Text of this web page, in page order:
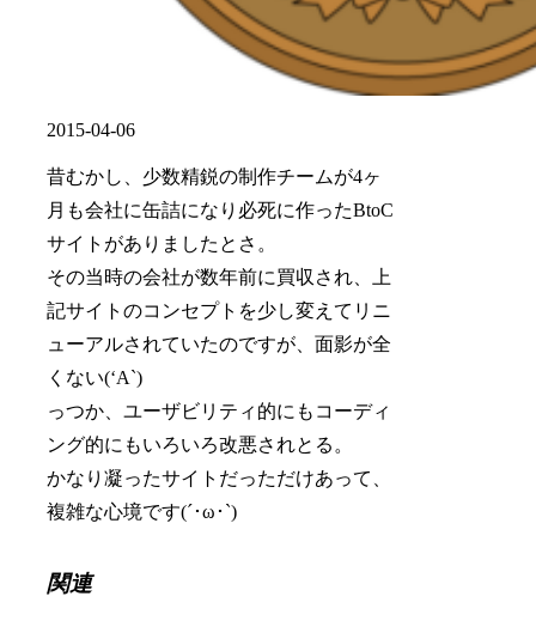
2015-04-06
昔むかし、少数精鋭の制作チームが4ヶ
月も会社に缶詰になり必死に作ったBtoC
サイトがありましたとさ。
その当時の会社が数年前に買収され、上
記サイトのコンセプトを少し変えてリニ
ューアルされていたのですが、面影が全
くない(‘A`)
っつか、ユーザビリティ的にもコーディ
ング的にもいろいろ改悪されとる。
かなり凝ったサイトだっただけあって、
複雑な心境です(´･ω･`)
関連